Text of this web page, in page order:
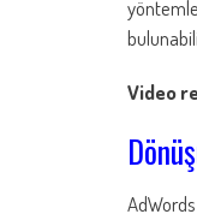
Video